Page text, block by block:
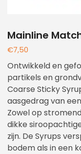
Mainline
€7,50
Ontwikkeld en
partikels en
Coarse Sticky
aasgedrag van
Zowel op
dikke
zijn. De Syrups
bodem als in een